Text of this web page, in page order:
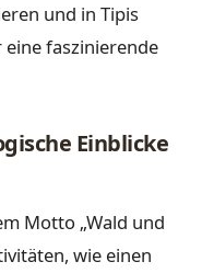
und in Tipis
eine faszinierende
Einblicke
Motto „Wald und
wie einen